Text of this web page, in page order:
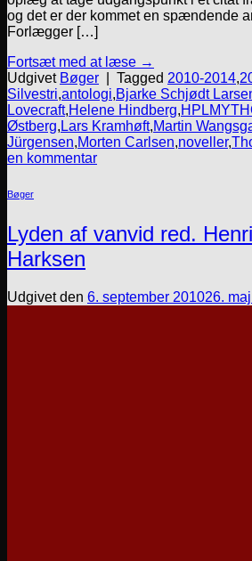
og det er der kommet en spændende
Forlægger […]
Fortsæt med at læse →
Udgivet Bøger Tagged 2010-2014,
Silvestri,antologi,Bjarke Schjødt
Lovecraft,Helene Hindberg,
Østberg, Lars Kramhøft,Martin
Jürgensen,Morten Carlsen,noveller,
en kommentar
Bøger
Lyden af vanvid red.
Harksen
Udgivet den 6. september 201026.